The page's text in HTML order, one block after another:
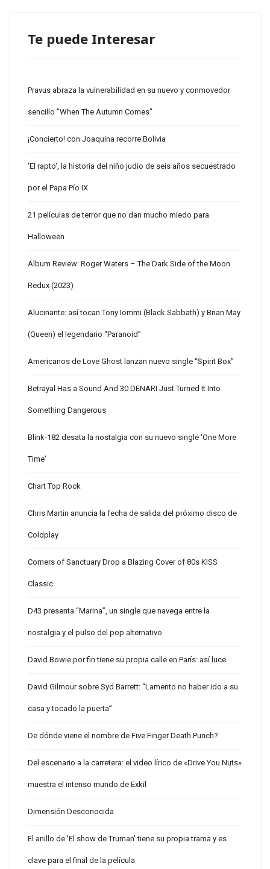
Te puede Interesar
Pravus abraza la vulnerabilidad en su nuevo y conmovedor
sencillo "When The Autumn Comes"
¡Concierto! con Joaquina recorre Bolivia
'El rapto', la historia del niño judío de seis años secuestrado
por el Papa Pío IX
21 películas de terror que no dan mucho miedo para
Halloween
Álbum Review: Roger Waters – The Dark Side of the Moon
Redux (2023)
Alucinante: así tocan Tony Iommi (Black Sabbath) y Brian May
(Queen) el legendario “Paranoid”
Americanos de Love Ghost lanzan nuevo single “Spirit Box”
Betrayal Has a Sound And 30 DENARI Just Turned It Into
Something Dangerous
Blink-182 desata la nostalgia con su nuevo single 'One More
Time'
Chart Top Rock
Chris Martin anuncia la fecha de salida del próximo disco de
Coldplay
Corners of Sanctuary Drop a Blazing Cover of 80s KISS
Classic
D43 presenta “Marina”, un single que navega entre la
nostalgia y el pulso del pop alternativo
David Bowie por fin tiene su propia calle en París: así luce
David Gilmour sobre Syd Barrett: “Lamento no haber ido a su
casa y tocado la puerta”
De dónde viene el nombre de Five Finger Death Punch?
Del escenario a la carretera: el video lírico de «Drive You Nuts»
muestra el intenso mundo de Exkil
Dimensión Desconocida
El anillo de 'El show de Truman' tiene su propia trama y es
clave para el final de la película